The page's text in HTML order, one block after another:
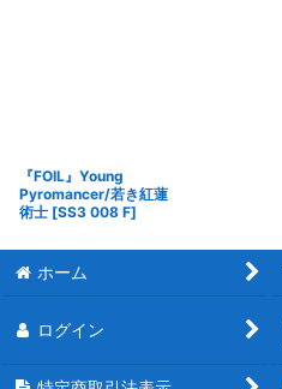
『FOIL』Young
Pyromancer/若き紅蓮
術士 [SS3 008 F]
ホーム
ログイン